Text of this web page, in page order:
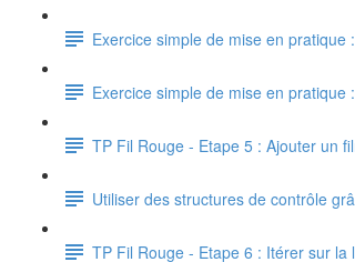
Exercice simple de mise en pratique
Exercice simple de mise en pratique
TP Fil Rouge - Etape 5 : Ajouter un
Utiliser des structures de contrôle
TP Fil Rouge - Etape 6 : Itérer sur